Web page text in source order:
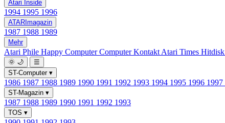
Atari Inside
1994 1995 1996
ATARImagazin
1987 1988 1989
Mehr
Atari Phile Happy ComputerComputer Kontakt Atari Times Hitdisk
🌞 🌙
☰
ST-Computer ▾
1986 1987 1988 1989 1990 1991 1992 1993 1994 1995 1996 1997
ST-Magazin ▾
1987 1988 1989 1990 1991 1992 1993
TOS ▾